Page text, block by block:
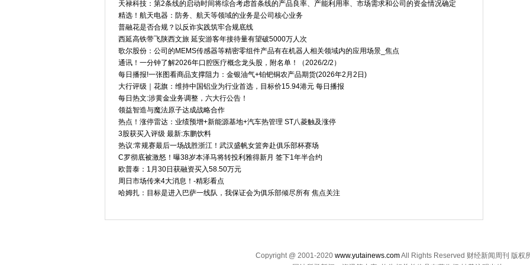
天禄科技：第2条线的启动时间将综合考虑首条线的产品良率、产能利用率、市场需求和公司的资金情况确定
精选！航天电器：防务、航天等领域的业务是公司核心业务
普融花是否合规？以反诈实践筑牢合规底线
西延高铁带飞陕西文旅 延安游客年接待量有望破5000万人次
歌尔股份：公司的MEMS传感器等精密零组件产品有在机器人相关领域内的应用场景_焦点
通讯！一分钟了解2026年口腔医疗概念龙头股，附名单！（2026/2/2）
每日播报!一张图看商品支撑阻力：金银油气+铂钯铜农产品期货(2026年2月2日)
大行评级｜花旗：维持中国铝业为行业首选，目标价15.94港元 每日播报
每日热文:涉黄金业务调整，六大行公告！
领益智造与魔法原子达成战略合作
热点！涨停雷达：业绩预增+新能源基地+汽车热管理 ST八菱触及涨停
3股获买入评级 最新:东鹏饮料
热议:常规赛最后一场战胜浙江！武汉盛帆女篮奔赴俱乐部杯赛场
C罗彻底被激怒！曝38岁本泽马将转投利雅得新月 签下1年半合约
欧普泰：1月30日获融资买入58.50万元
周日市场传来4大消息！-精彩看点
哈姆扎：目标是进入巴萨一线队，我保证会为俱乐部倾尽所有 焦点关注
Copyright @ 2001-2020 www.yutainews.comAll Rights Reserved 财经新闻周刊 版权